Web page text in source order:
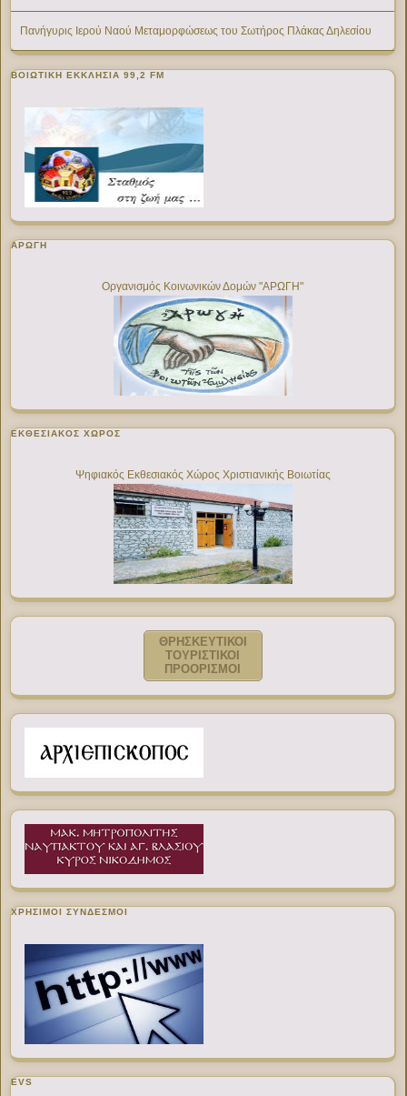
Πανήγυρις Ιερού Ναού Μεταμορφώσεως του Σωτήρος Πλάκας Δηλεσίου
ΒΟΙΩΤΙΚΉ ΕΚΚΛΗΣΊΑ 99,2 FM
ΑΡΩΓΗ
Οργανισμός Κοινωνικών Δομών "ΑΡΩΓΗ"
ΕΚΘΕΣΙΑΚΌΣ ΧΏΡΟΣ
Ψηφιακός Εκθεσιακός Χώρος Χριστιανικής Βοιωτίας
ΘΡΗΣΚΕΥΤΙΚΟΙ
ΤΟΥΡΙΣΤΙΚΟΙ
ΠΡΟΟΡΙΣΜΟΙ
ΧΡΉΣΙΜΟΙ ΣΎΝΔΕΣΜΟΙ
EVS